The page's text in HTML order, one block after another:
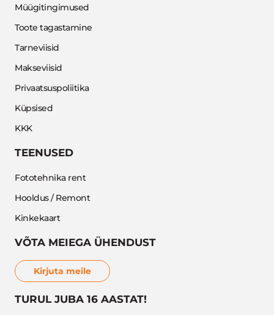
Müügitingimused
Toote tagastamine
Tarneviisid
Makseviisid
Privaatsuspoliitika
Küpsised
KKK
TEENUSED
Fototehnika rent
Hooldus / Remont
Kinkekaart
VÕTA MEIEGA ÜHENDUST
Kirjuta meile
TURUL JUBA 16 AASTAT!